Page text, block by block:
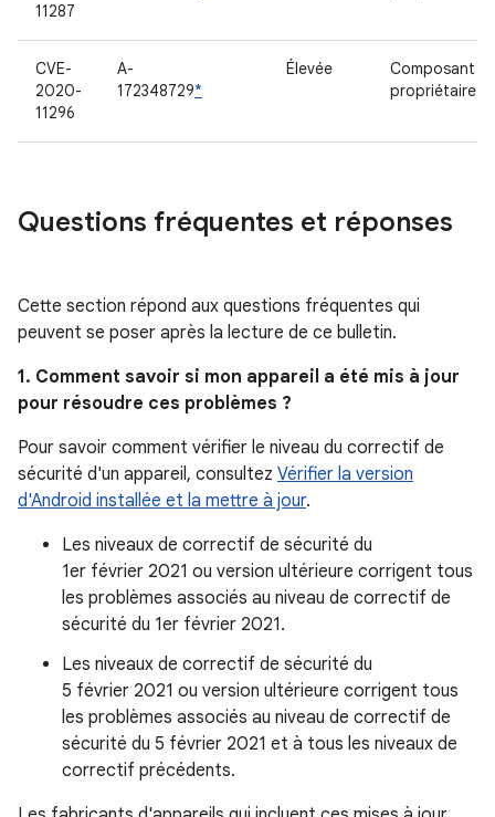
11287
CVE-
2020-
11296
A-
172348729*
Élevée
Composant
propriétaire
Questions fréquentes et réponses
Cette section répond aux questions fréquentes qui
peuvent se poser après la lecture de ce bulletin.
1. Comment savoir si mon appareil a été mis à jour
pour résoudre ces problèmes ?
Pour savoir comment vérifier le niveau du correctif de
sécurité d'un appareil, consultez Vérifier la version
d'Android installée et la mettre à jour.
Les niveaux de correctif de sécurité du
1er février 2021 ou version ultérieure corrigent tous
les problèmes associés au niveau de correctif de
sécurité du 1er février 2021.
Les niveaux de correctif de sécurité du
5 février 2021 ou version ultérieure corrigent tous
les problèmes associés au niveau de correctif de
sécurité du 5 février 2021 et à tous les niveaux de
correctif précédents.